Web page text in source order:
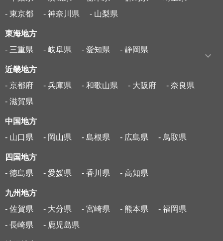
- 東京都
- 神奈川県 - 山梨県
東海地方
- 三重県
- 岐阜県 - 愛知県 - 静岡県
近畿地方
- 京都府
- 兵庫県 - 和歌山県 - 大阪府
- 奈良県
- 滋賀県
中国地方
- 山口県
- 岡山県 - 島根県 - 広島県 - 鳥取県
四国地方
- 徳島県
- 愛媛県 - 香川県 - 高知県
九州地方
- 佐賀県
- 大分県 - 宮崎県 - 熊本県
- 福岡県
- 長崎県
- 鹿児島県